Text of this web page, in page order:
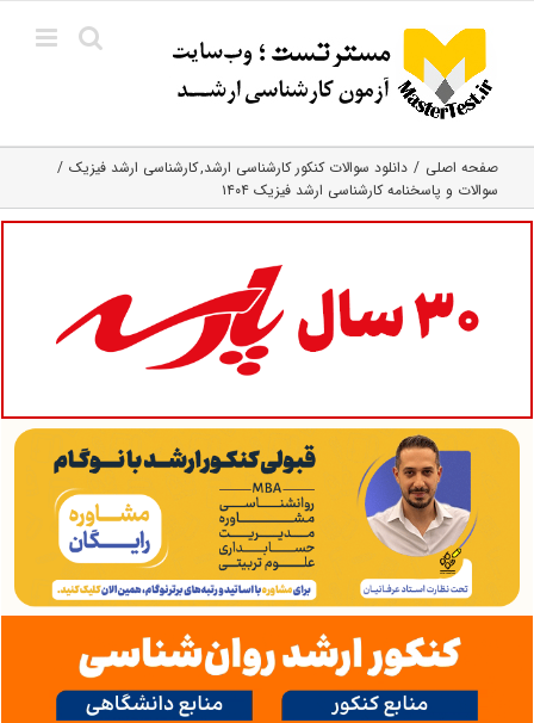
content
صفحه اصلی دانلود سوالات کنکور کارشناسی ارشد کارشناسی ارشد فیزیک
سوالات و پاسخنامه کارشناسی ارشد فیزیک ۱۴۰۴